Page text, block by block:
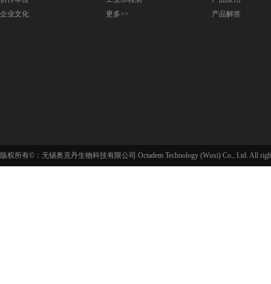
企业文化
更多>>
产品解答
版权所有©：无锡奥克丹生物科技有限公司 Octadem Technology (Wuxi) Co., Ltd. All